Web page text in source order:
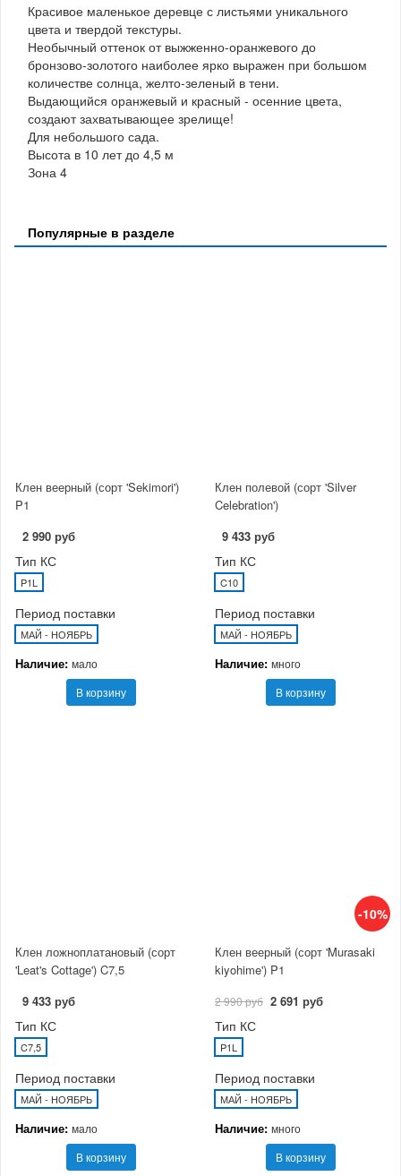
Красивое маленькое деревце с листьями уникального
цвета и твердой текстуры.
Необычный оттенок от выжженно-оранжевого до
бронзово-золотого наиболее ярко выражен при большом
количестве солнца, желто-зеленый в тени.
Выдающийся оранжевый и красный - осенние цвета,
создают захватывающее зрелище!
Для небольшого сада.
Высота в 10 лет до 4,5 м
Зона 4
Популярные в разделе
Клен веерный (сорт 'Sekimori')
P1
2 990 руб
Тип КС
P1L
Период поставки
МАЙ - НОЯБРЬ
Наличие: мало
В корзину
Клен полевой (сорт 'Silver
Celebration')
9 433 руб
Тип КС
C10
Период поставки
МАЙ - НОЯБРЬ
Наличие: много
В корзину
Клен ложноплатановый (сорт
'Leat's Cottage') C7,5
9 433 руб
Тип КС
C7,5
Период поставки
МАЙ - НОЯБРЬ
Наличие: мало
В корзину
-10%
Клен веерный (сорт 'Murasaki
kiyohime') P1
2 990 руб 2 691 руб
Тип КС
P1L
Период поставки
МАЙ - НОЯБРЬ
Наличие: много
В корзину